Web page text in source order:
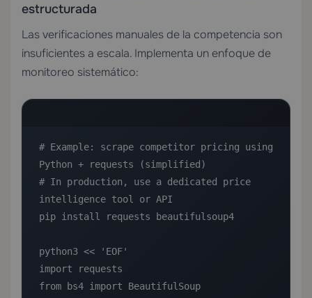
estructurada
Las verificaciones manuales de la competencia son
insuficientes a escala. Implementa un enfoque de
monitoreo sistemático:
# Example: scrape competitor pricing using
Python + requests (simplified)
# In production, use a dedicated price
intelligence tool or API
pip install requests beautifulsoup4
python3 << 'EOF'
import requests
from bs4 import BeautifulSoup